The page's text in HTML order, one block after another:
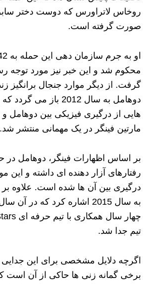
روخاس لاتراورس که دوست‌ دختر
صورت گرفته است.
محکوم شد و این خبر نیز مورد توجه
گرفت. از دیگر موارد جنجال برانگیز
دوهامل به سال 2012
هایی از درگیری فیزیکی بین دوهامل و
مارتین فینگر در یک مهمانی منتشر شد.
بر اساس اظهارات فینگر، دوهامل
رفتارهای آزار دهنده‌ ای داشته و این
درگیری بین آن‌ ها شده است. علاوه بر
به سال 2015 اشاره کرد که در
تیم جدا شد.
اگرچه دلایل مشخصی برای این جدایی
برخی گمانه‌ زنی‌ ها حاکی از آن است